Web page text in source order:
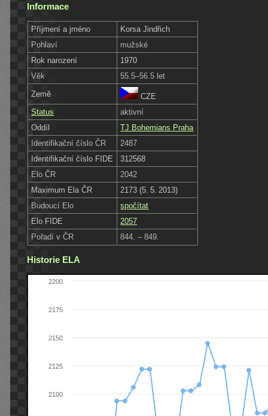
Informace
Příjmení a jméno
Korsa Jindřich
Pohlaví
mužské
Rok narození
1970
Věk
55.5–56.5 let
Země
CZE
Status
aktivní
Oddíl
TJ Bohemians Praha
Identifikační číslo ČR
2487
Identifikační číslo FIDE
312568
Elo ČR
2042
Maximum Ela ČR
2173 (5. 5. 2013)
Budoucí Elo
spočítat
Elo FIDE
2057
Pořadí v ČR
844. – 849.
Historie ELA
2100
2125
2150
2175
2200